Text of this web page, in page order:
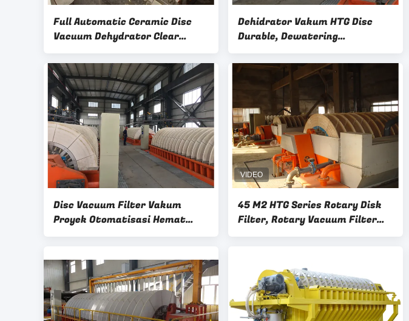
Full Automatic Ceramic Disc
Vacuum Dehydrator Clear
Filtrate Area Filtrasi 60 M2
Dehidrator Vakum HTG Disc
Durable, Dewatering
Pertambangan Produktivitas
Tinggi
Disc Vacuum Filter Vakum
Proyek Otomatisasi Hemat
Energi Tinggi
45 M2 HTG Series Rotary Disk
Filter, Rotary Vacuum Filter
Vacuum Tinggi